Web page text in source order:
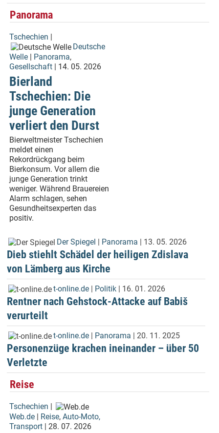
Panorama
Tschechien
Deutsche
Welle
Panorama,
Gesellschaft | 14. 05. 2026
Bierland
Tschechien: Die
junge Generation
verliert den Durst
Bierweltmeister Tschechien
meldet einen
Rekordrückgang beim
Bierkonsum. Vor allem die
junge Generation trinkt
weniger. Während Brauereien
Alarm schlagen, sehen
Gesundheitsexperten das
positiv.
Der Spiegel Panorama | 13. 05. 2026
Dieb stiehlt Schädel der heiligen Zdislava
von Lämberg aus Kirche
t-online.de Politik | 16. 01. 2026
Rentner nach Gehstock-Attacke auf Babiš
verurteilt
t-online.de | Panorama | 20. 11. 2025
Personenzüge krachen ineinander – über 50
Verletzte
Reise
Tschechien |
Web.de | Reise, Auto-Moto,
Transport | 28. 07. 2026